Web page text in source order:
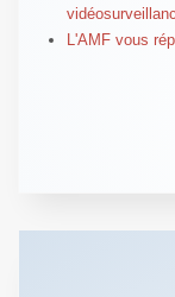
L'AMF vous